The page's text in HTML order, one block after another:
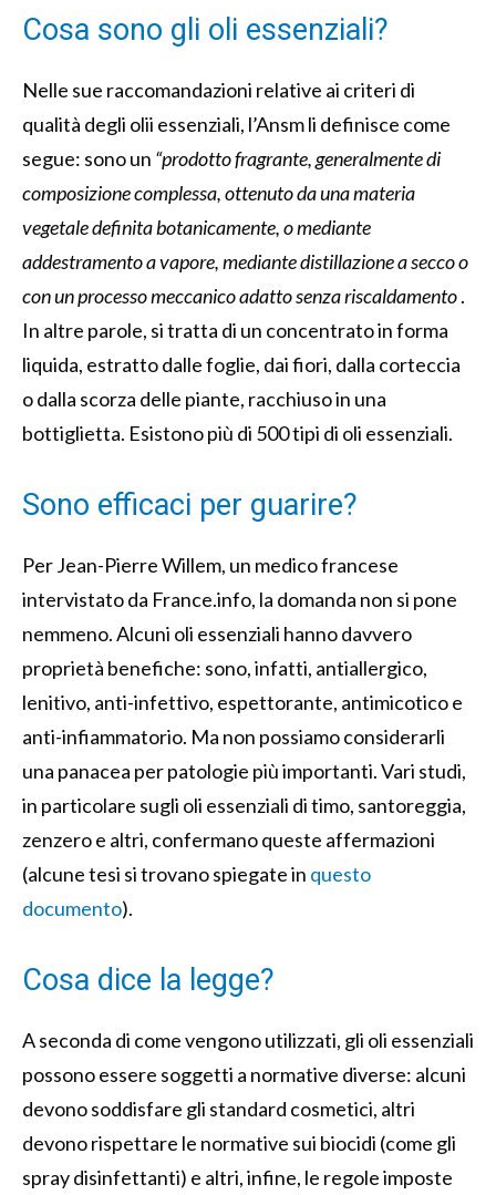
Cosa sono gli oli essenziali?
Nelle sue raccomandazioni relative ai criteri di
qualità degli olii essenziali, l’Ansm li definisce come
segue: sono un “prodotto fragrante, generalmente di
composizione complessa, ottenuto da una materia
vegetale definita botanicamente, o mediante
addestramento a vapore, mediante distillazione a secco o
con un processo meccanico adatto senza riscaldamento.
In altre parole, si tratta di un concentrato in forma
liquida, estratto dalle foglie, dai fiori, dalla corteccia
o dalla scorza delle piante, racchiuso in una
bottiglietta. Esistono più di 500 tipi di oli essenziali.
Sono efficaci per guarire?
Per Jean-Pierre Willem, un medico francese
intervistato da France.info, la domanda non si pone
nemmeno.Alcuni oli essenziali hanno davvero
proprietà benefiche: sono, infatti, antiallergico,
lenitivo, anti-infettivo, espettorante, antimicotico e
anti-infiammatorio. Ma non possiamo considerarli
una panacea per patologie più importanti.Vari studi,
in particolare sugli oli essenziali di timo, santoreggia,
zenzero e altri, confermano queste affermazioni
(alcune tesi si trovano spiegate in questo
documento).
Cosa dice la legge?
A seconda di come vengono utilizzati, gli oli essenziali
possono essere soggetti a normative diverse: alcuni
devono soddisfare gli standard cosmetici, altri
devono rispettare le normative sui biocidi (come gli
spray disinfettanti) e altri, infine, le regole imposte